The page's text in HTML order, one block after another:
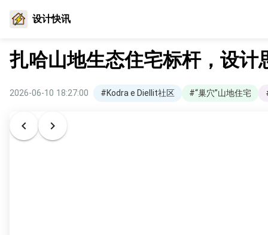
设计快讯
扎哈山地生态住宅标杆，设计
2026-06-10 18:27:00 #Kodra e Diellit社区 #“巢穴”山地住宅